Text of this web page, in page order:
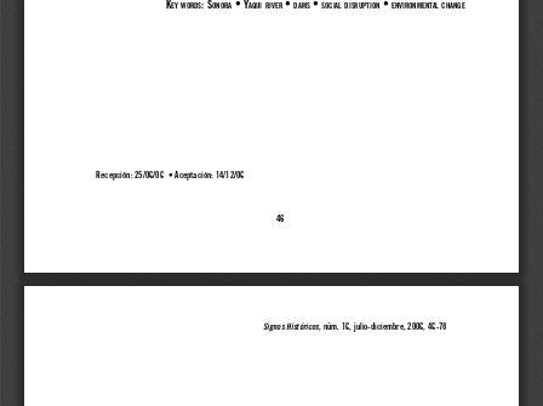
46
KEY WORDS: SONORA • YAQUI RIVER • DAMS • SOCIAL DISRUPTION • ENVIRONMENTAL CHANGE
Recepción: 25/06/06  • Aceptación: 14/12/06
Signos Históricos, núm. 16, julio-diciembre, 2006, 46-78